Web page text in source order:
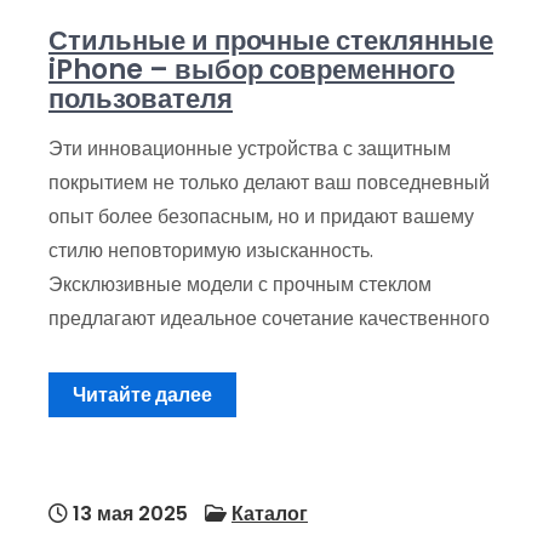
Стильные и прочные стеклянные
iPhone – выбор современного
пользователя
Эти инновационные устройства с защитным
покрытием не только делают ваш повседневный
опыт более безопасным, но и придают вашему
стилю неповторимую изысканность.
Эксклюзивные модели с прочным стеклом
предлагают идеальное сочетание качественного
Читайте далее
13 мая 2025 Каталог